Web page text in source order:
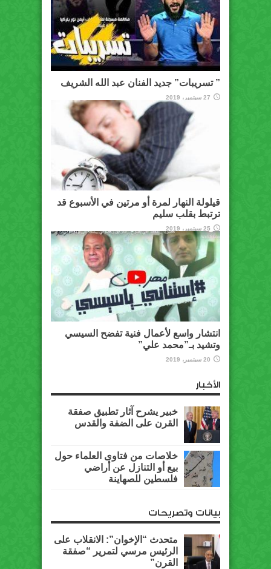
” تسريبات” جديد الفنان عبد الله الشريف
27 سبتمبر، 2019
قيلولة النهار لمرة أو مرتين في الأسبوع قد
ترتبط بقلب سليم
25 سبتمبر، 2019
انتشار واسع لأعمال فنية تفضح السيسي
وتشيد بـ”محمد علي”
20 سبتمبر، 2019
الأخبار
خبير يشرح آثار تطبيق صفقة
القرن على الضفة والقدس
خلاصات من فتاوى العلماء حول
بيع أو التنازل عن أراضي
فلسطين للصهاينة
بيانات وتصريحات
متحدث “الإخوان”: الانقلاب على
الرئيس مرسي لتمرير “صفقة
القرن”